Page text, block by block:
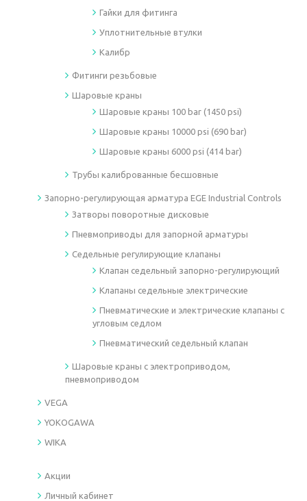
Гайки для фитинга
Уплотнительные втулки
Калибр
Фитинги резьбовые
Шаровые краны
Шаровые краны 100 bar (1450 psi)
Шаровые краны 10000 psi (690 bar)
Шаровые краны 6000 psi (414 bar)
Трубы калиброванные бесшовные
Запорно-регулирующая арматура EGE Industrial Controls
Затворы поворотные дисковые
Пневмоприводы для запорной арматуры
Седельные регулирующие клапаны
Клапан седельный запорно-регулирующий
Клапаны седельные электрические
Пневматические и электрические клапаны с
угловым седлом
Пневматический седельный клапан
Шаровые краны с электроприводом,
пневмоприводом
VEGA
YOKOGAWA
WIKA
Акции
Личный кабинет